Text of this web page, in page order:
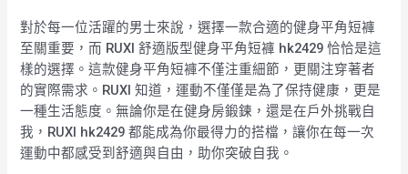
對於每一位活躍的男士來說，選擇一款合適的健身平角短褲
至關重要，而 RUXI 舒適版型健身平角短褲 hk2429 恰恰是這
樣的選擇。這款健身平角短褲不僅注重細節，更關注穿著者
的實際需求。RUXI 知道，運動不僅僅是為了保持健康，更是
一種生活態度。無論你是在健身房鍛鍊，還是在戶外挑戰自
我，RUXI hk2429 都能成為你最得力的搭檔，讓你在每一次
運動中都感受到舒適與自由，助你突破自我。